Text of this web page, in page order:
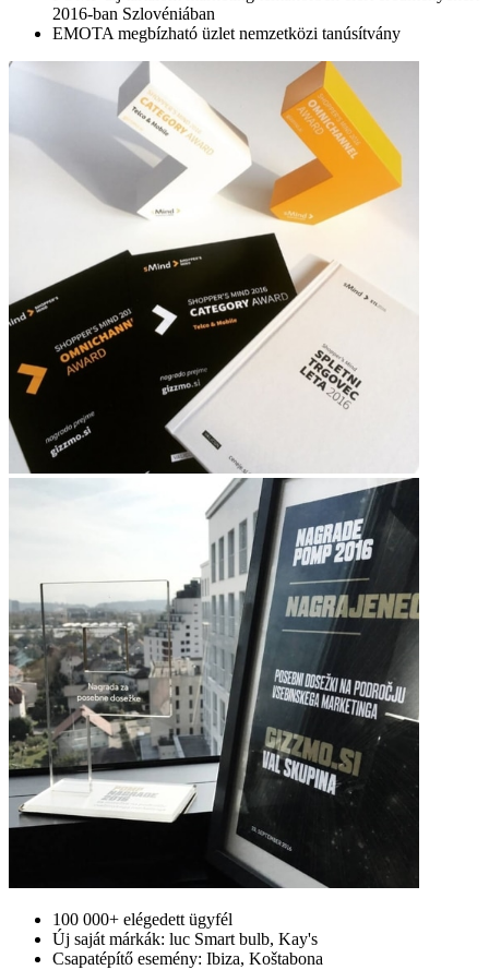
2016-ban Szlovéniában
EMOTA megbízható üzlet nemzetközi tanúsítvány
100 000+ elégedett ügyfél
Új saját márkák: luc Smart bulb, Kay's
Csapatépítő esemény: Ibiza, Koštabona